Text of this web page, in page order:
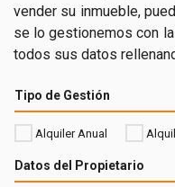
vender su inmueble,
se lo gestionemos con
todos sus datos
Tipo de Gestión
Alquiler Anual
Datos del Propietario